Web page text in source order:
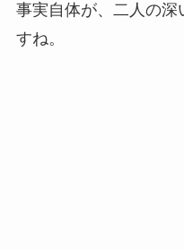
事実自体が、二人の深
すね。